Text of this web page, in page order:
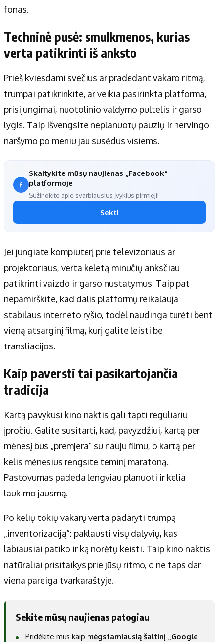
fonas.
Techninė pusė: smulkmenos, kurias
verta patikrinti iš anksto
Prieš kviesdami svečius ar pradedant vakaro ritmą,
trumpai patikrinkite, ar veikia pasirinkta platforma,
prisijungimai, nuotolinio valdymo pultelis ir garso
lygis. Taip išvengsite neplanuotų pauzių ir nervingo
naršymo po meniu jau susėdus visiems.
Skaitykite mūsų naujienas „Facebook“
platformoje
Sužinokite apie svarbiausius įvykius pirmieji!
Sekti
Jei jungiate kompiuterį prie televizoriaus ar
projektoriaus, verta keletą minučių anksčiau
patikrinti vaizdo ir garso nustatymus. Taip pat
nepamirškite, kad dalis platformų reikalauja
stabilaus interneto ryšio, todėl naudinga turėti bent
vieną atsarginį filmą, kurį galite leisti be
transliacijos.
Kaip paversti tai pasikartojančia
tradicija
Kartą pavykusi kino naktis gali tapti reguliariu
įpročiu. Galite susitarti, kad, pavyzdžiui, kartą per
mėnesį bus „premjera“ su nauju filmu, o kartą per
kelis mėnesius rengsite teminį maratoną.
Pastovumas padeda lengviau planuoti ir kelia
laukimo jausmą.
Po kelių tokių vakarų verta padaryti trumpą
„inventorizaciją“: paklausti visų dalyvių, kas
labiausiai patiko ir ką norėtų keisti. Taip kino naktis
natūraliai prisitaikys prie jūsų ritmo, o ne taps dar
viena pareiga tvarkaraštyje.
Sekite mūsų naujienas patogiau
Pridėkite mus kaip mėgstamiausią šaltinį „Google